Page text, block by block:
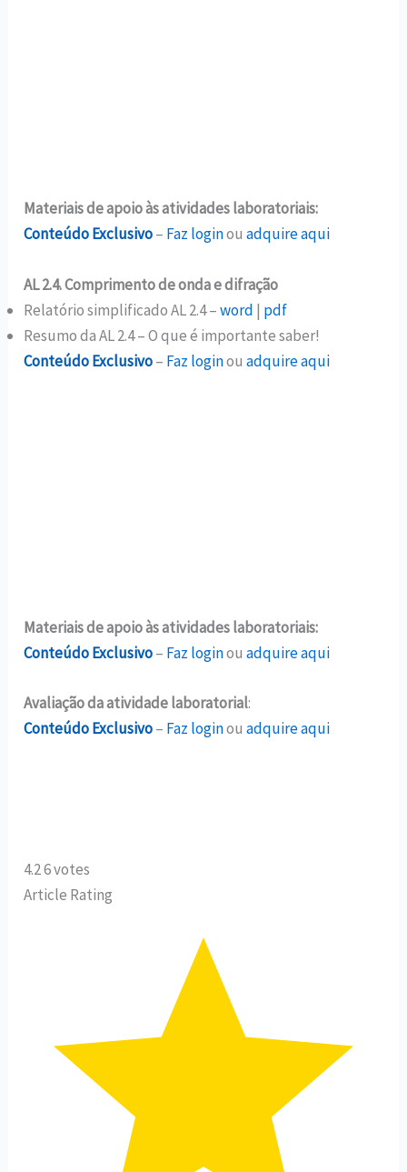
Materiais de apoio às atividades laboratoriais:
Conteúdo Exclusivo– Faz loginouadquire aqui
AL 2.4. Comprimento de onda e difração
Relatório simplificado AL 2.4 –word | pdf
Resumo da AL 2.4 – O que é importante saber!
Conteúdo Exclusivo– Faz loginouadquire aqui
Materiais de apoio às atividades laboratoriais:
Conteúdo Exclusivo– Faz loginouadquire aqui
Avaliação da atividade laboratorial:
Conteúdo Exclusivo– Faz loginouadquire aqui
4.26votes
Article Rating